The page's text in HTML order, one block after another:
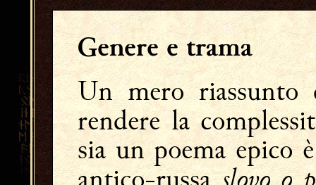
Genere e trama
Un mero
rendere la
sia un poema epico